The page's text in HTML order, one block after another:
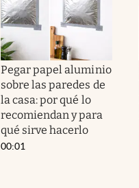
Pegar papel aluminio
sobre las paredes de
la casa: por qué lo
recomiendan y para
qué sirve hacerlo
00:01